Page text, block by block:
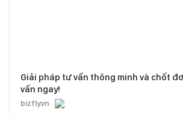
Giải pháp tư vấn thông minh và chốt
vấn ngay!
bizfly.vn